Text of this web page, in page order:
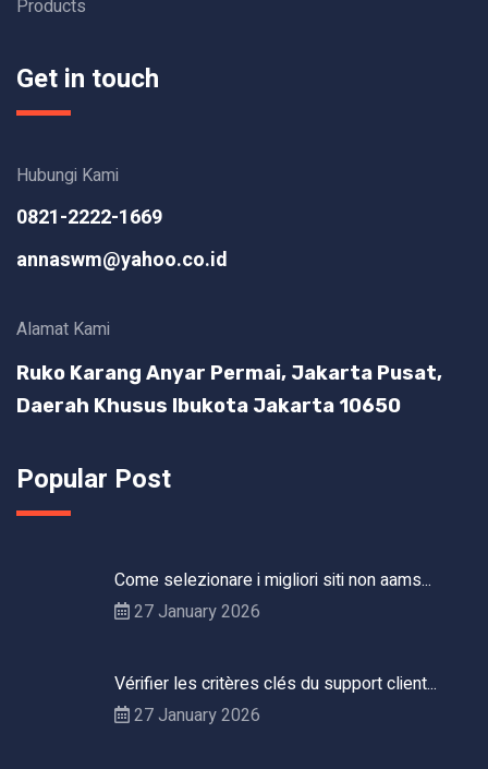
Products
Get in touch
Hubungi Kami
0821-2222-1669
annaswm@yahoo.co.id
Alamat Kami
Ruko Karang Anyar Permai, Jakarta Pusat,
Daerah Khusus Ibukota Jakarta 10650
Popular Post
Come selezionare i migliori siti non aams...
27 January 2026
Vérifier les critères clés du support client...
27 January 2026